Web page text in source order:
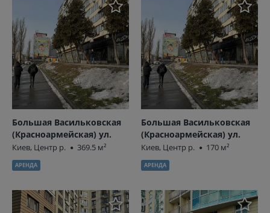
Большая Васильковская
(Красноармейская) ул.
Киев, Центр р. 369.5 м²
АРЕНДА
Большая Васильковская
(Красноармейская) ул.
Киев, Центр р. 170 м²
АРЕНДА